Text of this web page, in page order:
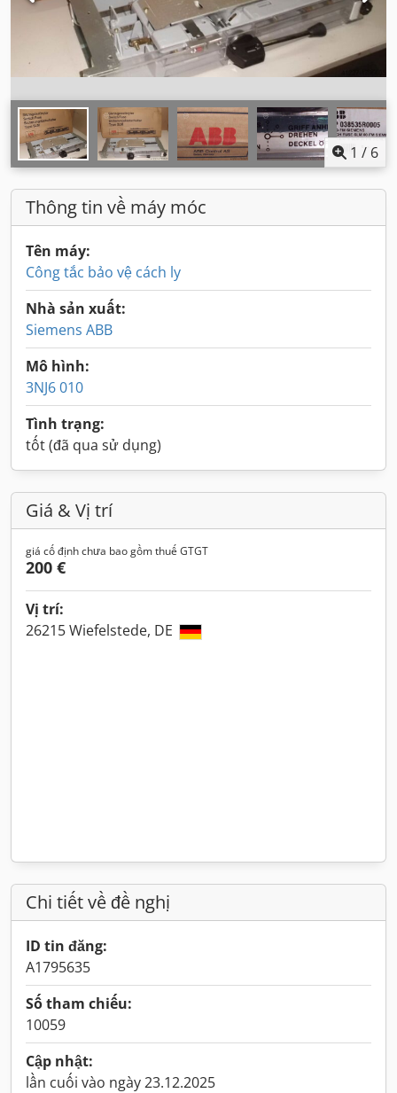
1 / 6
Thông tin về máy móc
Tên máy:
Công tắc bảo vệ cách ly
Nhà sản xuất:
Siemens ABB
Mô hình:
3NJ6 010
Tình trạng:
tốt (đã qua sử dụng)
Giá & Vị trí
giá cố định chưa bao gồm thuế GTGT
200 €
Vị trí:
26215 Wiefelstede, DE
Chi tiết về đề nghị
ID tin đăng:
A1795635
Số tham chiếu:
10059
Cập nhật:
lần cuối vào ngày 23.12.2025